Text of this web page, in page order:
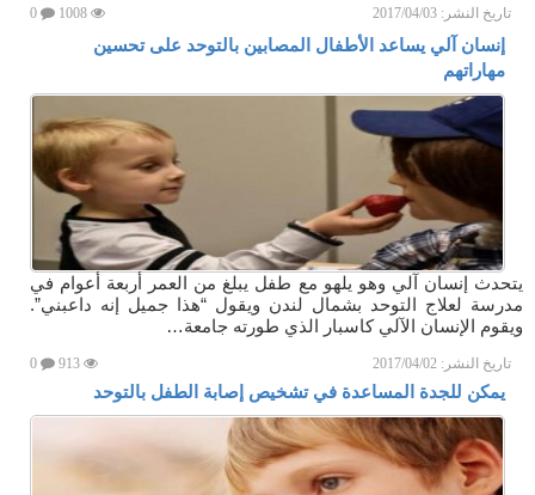
تاريخ النشر: 2017/04/03
إنسان آلي يساعد الأطفال المصابين بالتوحد على تحسين
مهاراتهم
يتحدث إنسان آلي وهو يلهو مع طفل يبلغ من العمر أربعة أعوام في
مدرسة لعلاج التوحد بشمال لندن ويقول “هذا جميل إنه داعبني”.
ويقوم الإنسان الآلي كاسبار الذي طورته جامعة…
تاريخ النشر: 2017/04/02
يمكن للجدة المساعدة في تشخيص إصابة الطفل بالتوحد